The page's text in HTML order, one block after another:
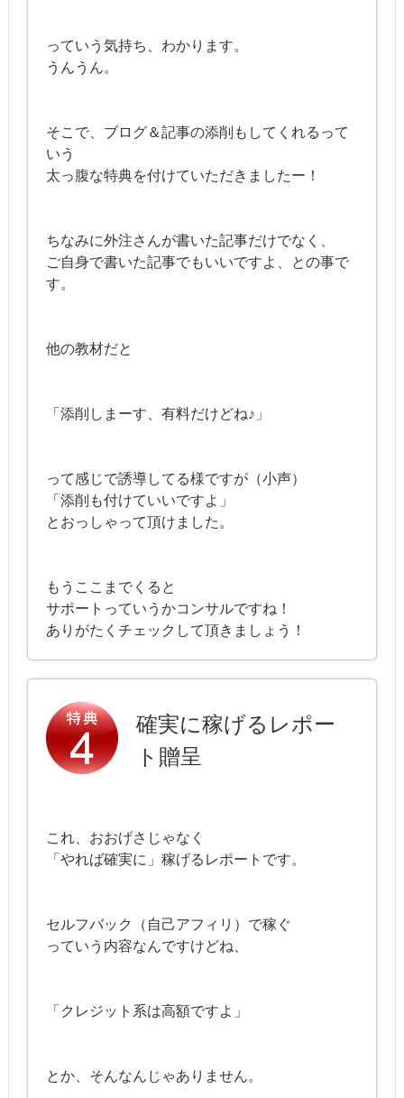
っていう気持ち、わかります。
うんうん。
そこで、ブログ＆記事の添削もしてくれるって
いう
太っ腹な特典を付けていただきましたー！
ちなみに外注さんが書いた記事だけでなく、
ご自身で書いた記事でもいいですよ、との事で
す。
他の教材だと
「添削しまーす、有料だけどね♪」
って感じで誘導してる様ですが（小声）
「添削も付けていいですよ」
とおっしゃって頂けました。
もうここまでくると
サポートっていうかコンサルですね！
ありがたくチェックして頂きましょう！
確実に稼げるレポー
ト贈呈
これ、おおげさじゃなく
「やれば確実に」稼げるレポートです。
セルフバック（自己アフィリ）で稼ぐ
っていう内容なんですけどね、
「クレジット系は高額ですよ」
とか、そんなんじゃありません。